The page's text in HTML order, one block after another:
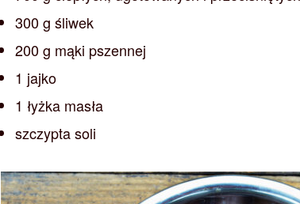
300 g śliwek
200 g mąki pszennej
1 jajko
1 łyżka masła
szczypta soli